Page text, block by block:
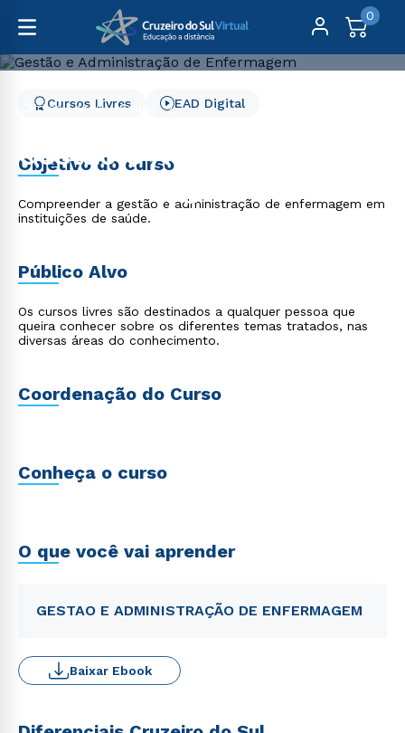
0
Cursos Livres
Saúde
Gestão e Administração
de Enfermagem
Cursos Livres EAD Digital
Objetivo do curso
Compreender a gestão e administração de enfermagem em
instituições de saúde.
Público Alvo
Os cursos livres são destinados a qualquer pessoa que
queira conhecer sobre os diferentes temas tratados, nas
diversas áreas do conhecimento.
Coordenação do Curso
Conheça o curso
O que você vai aprender
GESTAO E ADMINISTRAÇÃO DE ENFERMAGEM
Baixar Ebook